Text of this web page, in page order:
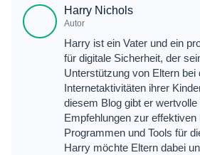
Harry Nichols
Autor
Harry ist ein Vater und ein
für digitale Sicherheit, der
Unterstützung von Eltern bei
Internetaktivitäten ihrer
diesem Blog gibt er wertvolle
Empfehlungen zur
Programmen und Tools für
Harry möchte Eltern dabei